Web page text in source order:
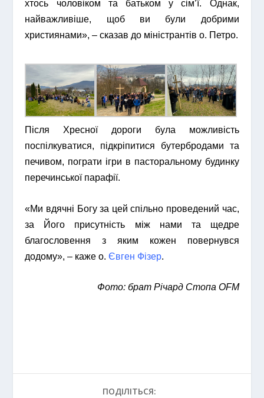
хтось чоловіком та батьком у сім’ї. Однак,
найважливіше, щоб ви були добрими
християнами», – сказав до міністрантів о. Петро.
Після Хресної дороги була можливість
поспілкуватися, підкріпитися бутербродами та
печивом, пограти ігри в пасторальному будинку
перечинської парафії.
«Ми вдячні Богу за цей спільно проведений час,
за Його присутність між нами та щедре
благословення з яким кожен повернувся
додому», – каже о.Євген Фізер.
Фото: брат Річард Стопа OFM
ПОДІЛІТЬСЯ: